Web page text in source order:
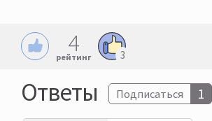
4
рейтинг 3
Ответы Подписаться 1